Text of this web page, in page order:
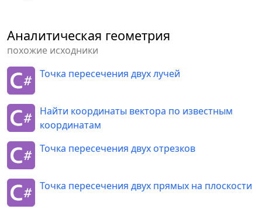
Аналитическая геометрия
похожие исходники
Точка пересечения двух лучей
Найти координаты вектора по известным
координатам
Точка пересечения двух отрезков
Точка пересечения двух прямых на плоскости